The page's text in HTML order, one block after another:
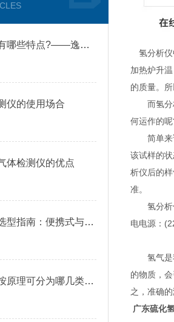
硫化氢检测仪有哪些特点?——逸云天分享
仪的使用场合
体检测仪的优点
硫化氢检测仪选型指南：便携式与固定式怎么选？逸云天自研方案给出答案
硫化氢检测仪按原理可分为哪几类？快来看看
氢分析仪
加热炉升
的质量。
而氢分析
何运作的
简单来说
该试样的
析仪后的
准。
氢分析仪
电电源：
氢气是我
的物质，
之，准确
广东硫化